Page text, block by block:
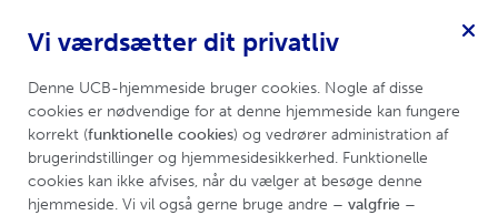
psoriasis
Menu
Vi værdsætter dit privatliv
Denne UCB-hjemmeside bruger cookies. Nogle af disse
cookies er nødvendige for at denne hjemmeside kan fungere
korrekt (funktionelle cookies) og vedrører administration af
brugerindstillinger og hjemmesidesikkerhed. Funktionelle
cookies kan ikke afvises, når du vælger at besøge denne
hjemmeside. Vi vil også gerne bruge andre – valgfrie –